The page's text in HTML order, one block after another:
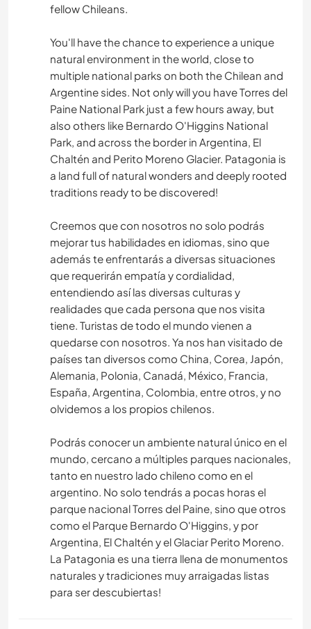
fellow Chileans.
You'll have the chance to experience a unique
natural environment in the world, close to
multiple national parks on both the Chilean and
Argentine sides. Not only will you have Torres del
Paine National Park just a few hours away, but
also others like Bernardo O'Higgins National
Park, and across the border in Argentina, El
Chaltén and Perito Moreno Glacier. Patagonia is
a land full of natural wonders and deeply rooted
traditions ready to be discovered!
Creemos que con nosotros no solo podrás
mejorar tus habilidades en idiomas, sino que
además te enfrentarás a diversas situaciones
que requerirán empatía y cordialidad,
entendiendo así las diversas culturas y
realidades que cada persona que nos visita
tiene. Turistas de todo el mundo vienen a
quedarse con nosotros. Ya nos han visitado de
países tan diversos como China, Corea, Japón,
Alemania, Polonia, Canadá, México, Francia,
España, Argentina, Colombia, entre otros, y no
olvidemos a los propios chilenos.
Podrás conocer un ambiente natural único en el
mundo, cercano a múltiples parques nacionales,
tanto en nuestro lado chileno como en el
argentino. No solo tendrás a pocas horas el
parque nacional Torres del Paine, sino que otros
como el Parque Bernardo O'Higgins, y por
Argentina, El Chaltén y el Glaciar Perito Moreno.
La Patagonia es una tierra llena de monumentos
naturales y tradiciones muy arraigadas listas
para ser descubiertas!